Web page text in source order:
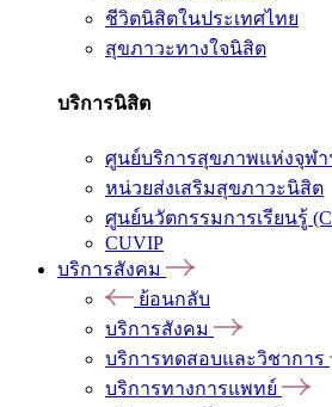
ชีวิตนิสิตในประเทศไทย
สุขภาวะทางใจนิสิต
บริการนิสิต
ศูนย์บริการสุขภาพแห่งจุฬา
หน่วยส่งเสริมสุขภาวะนิสิต
ศูนย์นวัตกรรมการเรียนรู้
CUVIP
บริการสังคม
ย้อนกลับ
บริการสังคม
บริการทดสอบและวิชาการ
บริการทางการแพทย์